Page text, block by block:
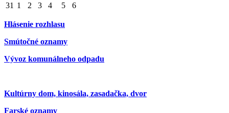
31 1 2 3 4 5 6
Hlásenie rozhlasu
Smútočné oznamy
Vývoz komunálneho odpadu
Kultúrny dom, kinosála, zasadačka, dvor
Farské oznamy